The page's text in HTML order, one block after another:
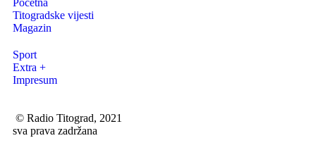
Početna
Titogradske vijesti
Magazin
Sport
Extra +
Impresum
© Radio Titograd, 2021
sva prava zadržana